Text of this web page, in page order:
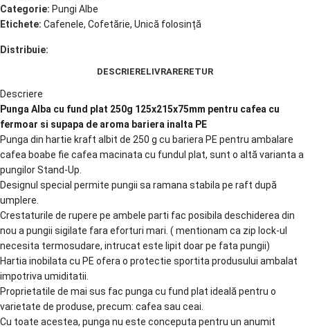
Categorie: Pungi Albe
Etichete: Cafenele, Cofetărie, Unică folosință
Distribuie:
DESCRIERELIVRARERETUR
Descriere
Punga Alba cu fund plat 250g 125x215x75mm pentru cafea cu
fermoar si supapa de aroma bariera inalta PE
Punga din hartie kraft albit de 250 g cu bariera PE pentru ambalare
cafea boabe fie cafea macinata cu fundul plat, sunt o altă varianta a
pungilor Stand-Up.
Designul special permite pungii sa ramana stabila pe raft după
umplere.
Crestaturile de rupere pe ambele parti fac posibila deschiderea din
nou a pungii sigilate fara eforturi mari. ( mentionam ca zip lock-ul
necesita termosudare, intrucat este lipit doar pe fata pungii)
Hartia inobilata cu PE ofera o protectie sportita produsului ambalat
impotriva umiditatii.
Proprietatile de mai sus fac punga cu fund plat ideală pentru o
varietate de produse, precum: cafea sau ceai.
Cu toate acestea, punga nu este conceputa pentru un anumit